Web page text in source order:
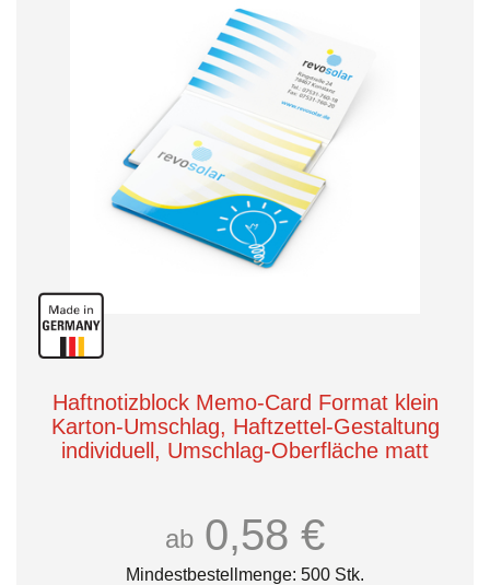
Haftnotizblock Memo-Card Format klein
Karton-Umschlag, Haftzettel-Gestaltung
individuell, Umschlag-Oberfläche matt
ab 0,58 €
Mindestbestellmenge: 500 Stk.